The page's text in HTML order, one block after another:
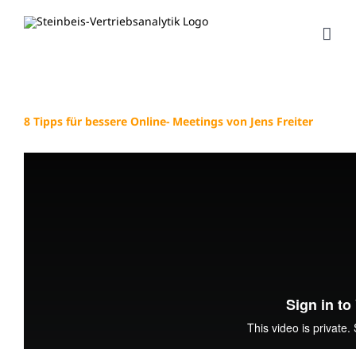
Inhalt
8 Tipps für bessere Online- Meetings von Jens Freiter